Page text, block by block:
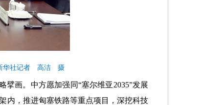
新华社记者 高洁 摄
画。中方愿加强同“塞尔维亚2035”发展
内，推进匈塞铁路等重点项目，深挖科技